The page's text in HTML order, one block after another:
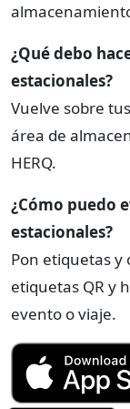
¿Qué debo
estacionales?
Vuelve sobre
área de
HERQ.
¿Cómo puedo
estacionales?
Pon etiquetas
etiquetas QR y
evento o viaje.